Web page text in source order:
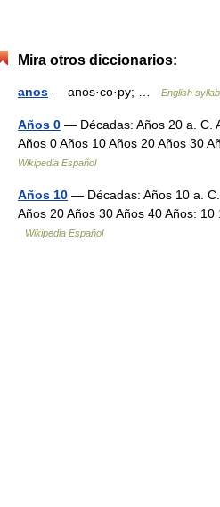
Mira otros diccionarios:
anos — anos·co·py; … English
Años 0 — Décadas: Años 20 a. C.
Años 0 Años 10 Años 20 Años 30
Wikipedia Español
Años 10 — Décadas: Años 10 a.
Años 20 Años 30 Años 40 Años:
Wikipedia Español